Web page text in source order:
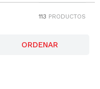
113 PRODUCTOS